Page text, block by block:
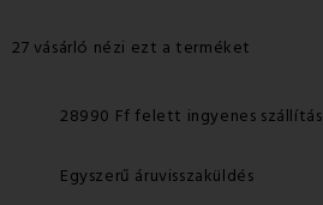
27 vásárló nézi ezt a terméket
28990 Ff felett ingyenes szállítás
Egyszerű áruvisszaküldés